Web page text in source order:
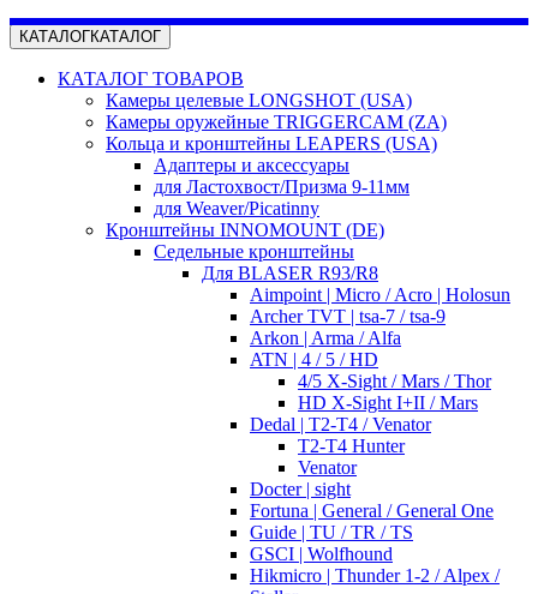
КАТАЛОГКАТАЛОГ
КАТАЛОГ ТОВАРОВ
Камеры целевые LONGSHOT (USA)
Камеры оружейные TRIGGERCAM (ZA)
Кольца и кронштейны LEAPERS (USA)
Адаптеры и аксессуары
для Ластохвост/Призма 9-11мм
для Weaver/Picatinny
Кронштейны INNOMOUNT (DE)
Седельные кронштейны
Для BLASER R93/R8
Aimpoint | Micro / Acro | Holosun
Archer TVT | tsa-7 / tsa-9
Arkon | Arma / Alfa
ATN | 4 / 5 / HD
4/5 X-Sight / Mars / Thor
HD X-Sight I+II / Mars
Dedal | T2-T4 / Venator
T2-T4 Hunter
Venator
Docter | sight
Fortuna | General / General One
Guide | TU / TR / TS
GSCI | Wolfhound
Hikmicro | Thunder 1-2 / Alpex /